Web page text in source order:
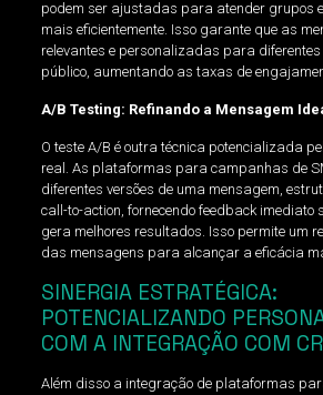
podem ser ajustadas para atender grupos
mais eficientemente. Isso garante que as
relevantes e personalizadas para diferentes
público, aumentando as taxas de
A/B Testing: Refinando a Mensagem
O teste A/B é outra técnica potencializada
real. As plataformas para campanhas de
diferentes versões de uma mensagem,
call-to-action, fornecendo feedback imediato
gera melhores resultados. Isso permite um
das mensagens para alcançar a eficácia
SINERGIA ESTRATÉGICA:
POTENCIALIZANDO
COM A INTEGRAÇÃO COM
Além disso a integração de plataformas